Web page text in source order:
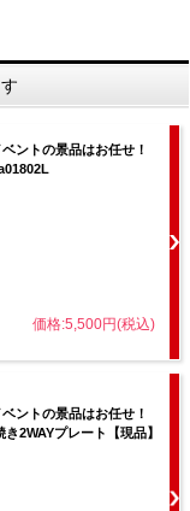
ントの景品はお任せ！
価格:5,500円(税込)
ントの景品はお任せ！
2WAYプレート【現品】